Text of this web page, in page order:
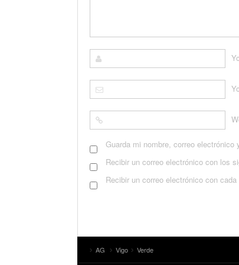
Guarda mi nombre, correo
Recibir un correo electrónico con los
Recibir un correo electrónico con
AG Vigo Verde